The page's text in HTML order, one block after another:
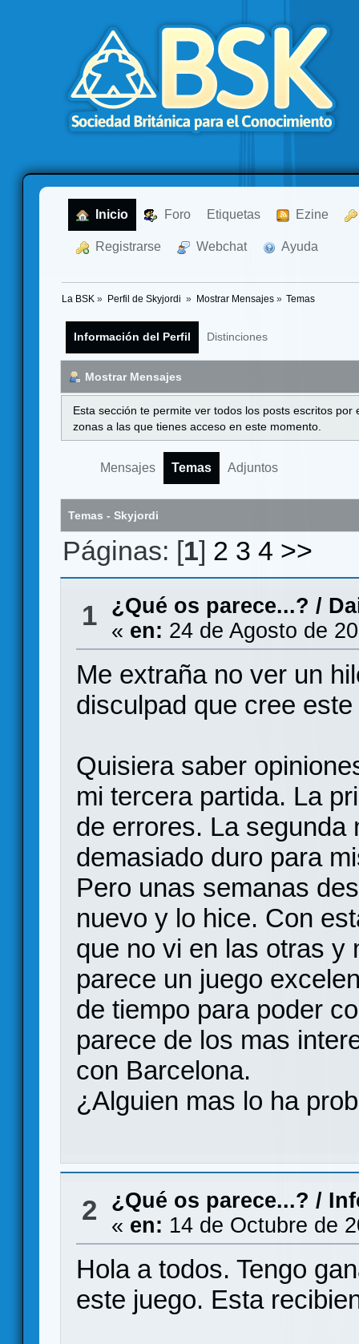
Inicio Foro Etiquetas Ezine
Registrarse Webchat Ayuda
La BSK » Perfil de Skyjordi » Mostrar Mensajes» Temas
Información del Perfil Distinciones
Mostrar Mensajes
Esta sección te permite ver todos los posts escritos
zonas a las que tienes acceso en este momento.
Mensajes Temas Adjuntos
Temas - Skyjordi
Páginas: [1] 2 3 4 >>
1 ¿Qué os parece...? /
« en: 24 de Agosto de
Me extraña no ver un
disculpad que cree
Quisiera saber
mi tercera partida. La
de errores. La segunda
demasiado duro para
Pero unas semanas
nuevo y lo hice. Con
que no vi en las otras y
parece un juego
de tiempo para poder
parece de los mas
con Barcelona.
¿Alguien mas lo ha
2 ¿Qué os parece...? /
« en: 14 de Octubre de
Hola a todos. Tengo
este juego. Esta